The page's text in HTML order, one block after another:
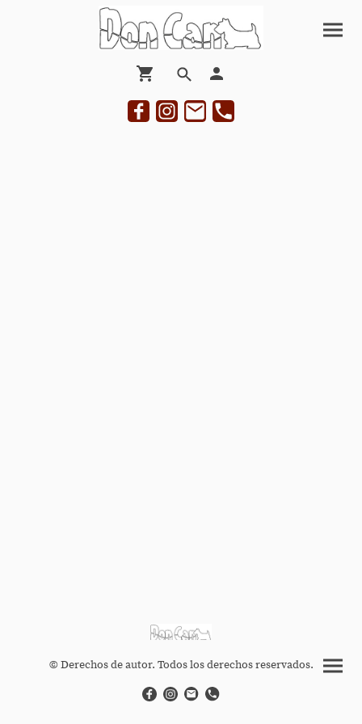
© Derechos de autor. Todos los derechos reservados.